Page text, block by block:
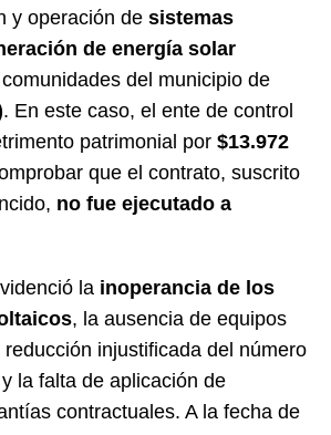
y operación de sistemas
de energía solar
del municipio de
. En este caso, el ente de control
patrimonial por $13.972
que el contrato, suscrito
no fue ejecutado a
la inoperancia de los
, la ausencia de equipos
injustificada del número
la falta de aplicación de
contractuales. A la fecha de